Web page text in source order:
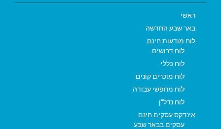
ראשי
באר שבע החדשה
לוח מודעות חינם
לוח דרושים
לוח כללי
לוח מוכרים קונים
לוח מחפשי עבודה
לוח נדל"ן
אינדקס עסקים חינם
עסקים בבאר שבע